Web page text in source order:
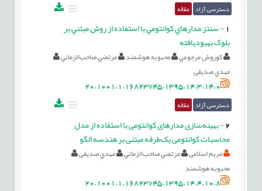
دسترسی آزاد مقاله
-سنتز مدارهاي کوانتومي با استفاده از روش مبتني بر
بلوک بهبود‌يافته
کوروش مرجوعي محبوبه هوشمند
مرتضي صاحب‌الزماني
مهدي صدیقی
20.1001.1.16823745.1395.14.3.14.0
دسترسی آزاد مقاله
2
-بهینه‌سازی مدارهای کوانتومی با استفاده از مدل
محاسبات کوانتومی یک‌طرفه مبتنی بر هندسه الگو
مریم اسلامی مرتضي صاحب‌الزماني
مهدي صدیقی
محبوبه هوشمند
20.1001.1.16823745.1395.14.4.10.8